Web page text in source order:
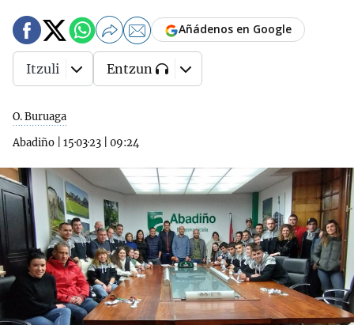
O. Buruaga
Abadiño
15·03·23 09:24
Añádenos en Google
Itzuli Entzun